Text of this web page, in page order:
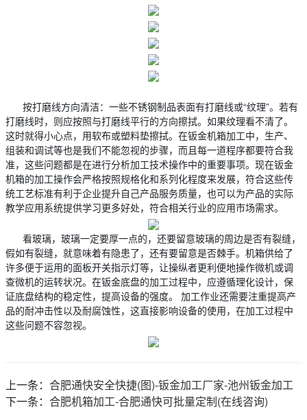
按打磨线方向清洁：一些不锈钢制品表面有打磨线或“纹理”。若有
打磨线时，则应按照与打磨线平行的方向擦拭。如果纹理看不清了。
这时就得小心点，用软布或塑料垫擦拭。在钣金机箱加工中，生产、
组装和调试等也是我们不能忽视的步骤，而且每一道程序都要符合我
准，这些问题都是在进行分析加工技术操作中的重要事项。现在钣金
机箱的加工操作会严格按照规格化和系列化程度来发展，符合这些传
统工艺标准有利于企业提升自己产品服务质量，也可以为产品的实际
教学应用系统提供学习更多好处，符合相关行业的应用市场需求。
看玻璃，玻璃一定要厚一点的，还要留意玻璃的周边是否有裂缝，
假如有裂缝，就意味着有隐患了，还有要留意是否棘手。机箱供给了
许多便于运用的面板开关指示灯等，让操纵者更利便地操作微机或调
查微机的运转状况。在钣金底盘的加工过程中，应遵循理化设计，保
证底盘结构的稳定性，提高设备的强度。 加工作业还需要注重提高产
品的耐冲击性以及耐腐蚀性，这直接影响设备的使用，在加工过程中
这些问题不容忽视。
上一条： 合肥通快安全快捷(图)-钣金加工厂家-池州钣金加工
下一条： 合肥机箱加工-合肥通快可批量定制(在线咨询)